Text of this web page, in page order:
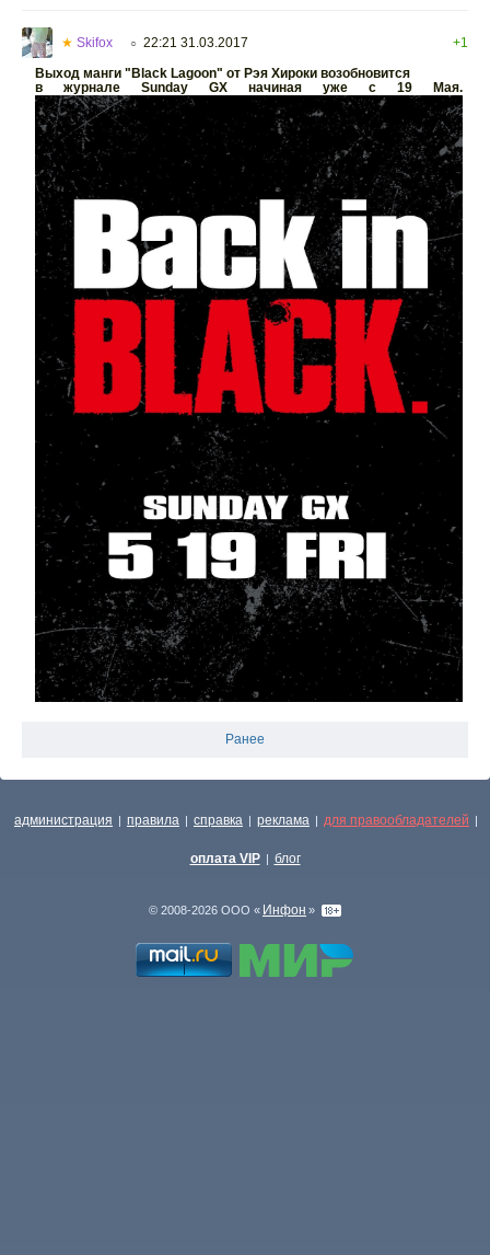
★ Skifox ○ 22:21 31.03.2017
+1
Выход манги "Black Lagoon" от Рэя Хироки возобновится
в журнале Sunday GX начиная уже с 19 Мая.
Ранее
администрация | правила | справка | реклама | для правообладателей |
оплата VIP | блог
© 2008-2026 ООО « Инфон »